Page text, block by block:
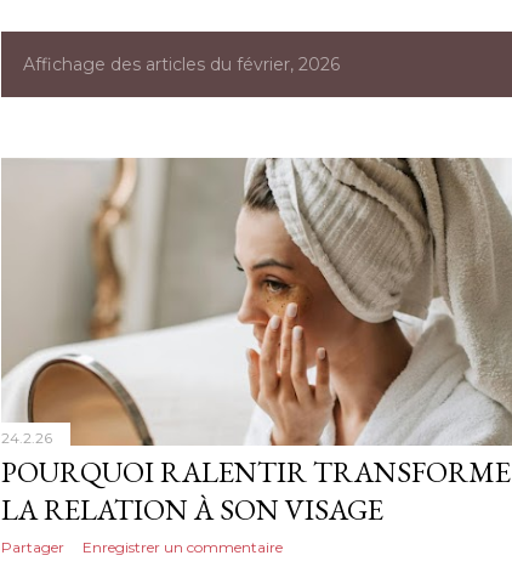
A
e
s
Affichage des articles du février, 2026
24.2.26
POURQUOI RALENTIR TRANSFORME
LA RELATION À SON VISAGE
Partager Enregistrer un commentaire